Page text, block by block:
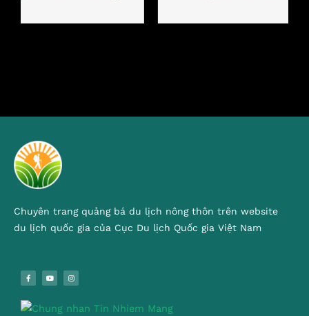
Chuyên trang quảng bá du lịch nông thôn trên website
du lịch quốc gia của Cục Du lịch Quốc gia Việt Nam